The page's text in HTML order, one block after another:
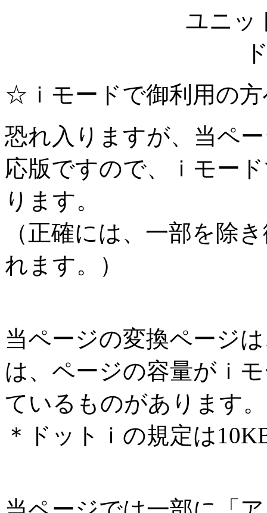
ユニッ
☆ｉモードで御利用の
恐れ入りますが、当ペ
応版ですので、ｉモー
ります。
（正確には、一部を除
れます。）
当ページの変換ページ
は、ページの容量がｉ
ているものがあります。
＊ドットｉの規定は